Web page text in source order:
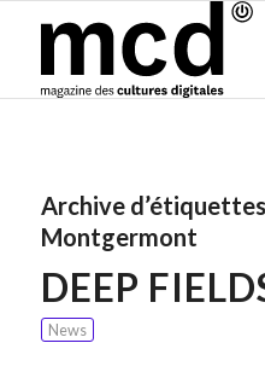
Archive
Montgermont
DEEP
News